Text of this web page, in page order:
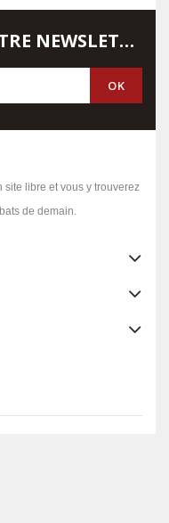
INSCRIVEZ-VOUS À NOTRE NEWSLETTER
site libre et vous y trouverez
de demain.